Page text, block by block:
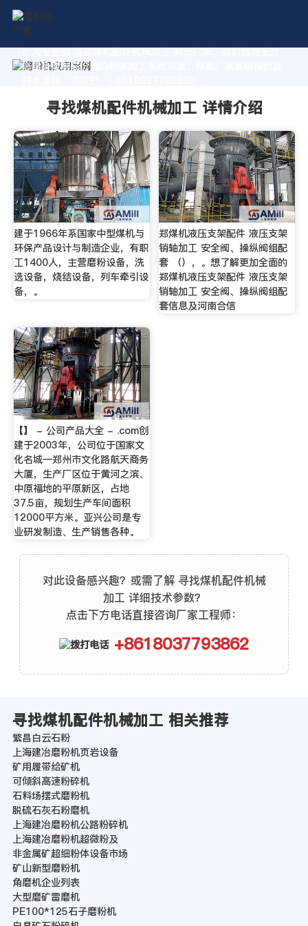
作为专业的 寻找煤机配件机械加工 制造厂家，我们致力于为
您量身定制高价值的粉体加工系统方案。获取厂家直销报价及
寻找煤机配件机械加工 详情介绍
建于1966年系国家中型煤机与
环保产品设计与制造企业，有职
工1400人，主营磨粉设备，洗
选设备，烧结设备，列车牵引设
备，。
郑煤机液压支架配件 液压支架
销轴加工 安全阀、操纵阀组配
套 （），。想了解更加全面的
郑煤机液压支架配件 液压支架
销轴加工 安全阀、操纵阀组配
套信息及河南合信
【】 - 公司产品大全 - .com创
建于2003年，公司位于国家文
化名城—郑州市文化路航天商务
大厦，生产厂区位于黄河之滨、
中原福地的平原新区，占地
37.5亩，规划生产车间面积
12000平方米。亚兴公司是专
业研发制造、生产销售各种。
对此设备感兴趣？或需了解 寻找煤机配件机械
加工 详细技术参数？
点击下方电话直接咨询厂家工程师：
+8618037793862
寻找煤机配件机械加工 相关推荐
繁昌白云石粉
上海建冶磨粉机页岩设备
矿用履带给矿机
可倾斜高速粉碎机
石料场摆式磨粉机
脱硫石灰石粉磨机
上海建冶磨粉机公路粉碎机
上海建冶磨粉机超微粉及
非金属矿超细粉体设备市场
矿山新型磨粉机
角磨机企业列表
大型磨矿雷磨机
PE100*125石子磨粉机